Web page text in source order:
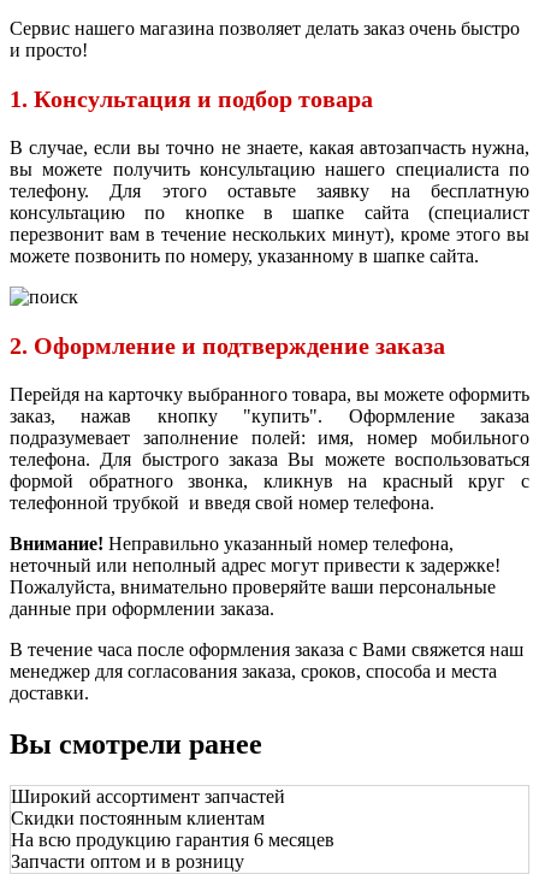
Сервис нашего магазина позволяет делать заказ очень быстро
и просто!
1. Консультация и подбор товара
В случае, если вы точно не знаете, какая автозапчасть нужна,
вы можете получить консультацию нашего специалиста по
телефону. Для этого оставьте заявку на бесплатную
консультацию по кнопке в шапке сайта (специалист
перезвонит вам в течение нескольких минут), кроме этого вы
можете позвонить по номеру, указанному в шапке сайта.
2. Оформление и подтверждение заказа
Перейдя на карточку выбранного товара, вы можете оформить
заказ, нажав кнопку "купить". Оформление заказа
подразумевает заполнение полей: имя, номер мобильного
телефона. Для быстрого заказа Вы можете воспользоваться
формой обратного звонка, кликнув на красный круг с
телефонной трубкой и введя свой номер телефона.
Внимание! Неправильно указанный номер телефона,
неточный или неполный адрес могут привести к задержке!
Пожалуйста, внимательно проверяйте ваши персональные
данные при оформлении заказа.
В течение часа после оформления заказа с Вами свяжется наш
менеджер для согласования заказа, сроков, способа и места
доставки.
Вы смотрели ранее
Широкий ассортимент запчастей
Скидки постоянным клиентам
На всю продукцию гарантия 6 месяцев
Запчасти оптом и в розницу